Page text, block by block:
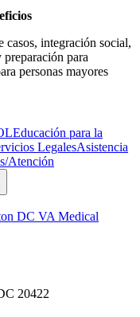
casos, integración social,
para
personas mayores
Educación para la
LegalesAsistencia
Atención
DC VA Medical
20422